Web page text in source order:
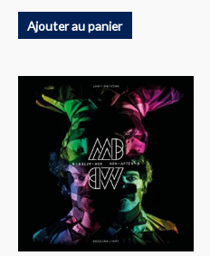
Ajouter au panier